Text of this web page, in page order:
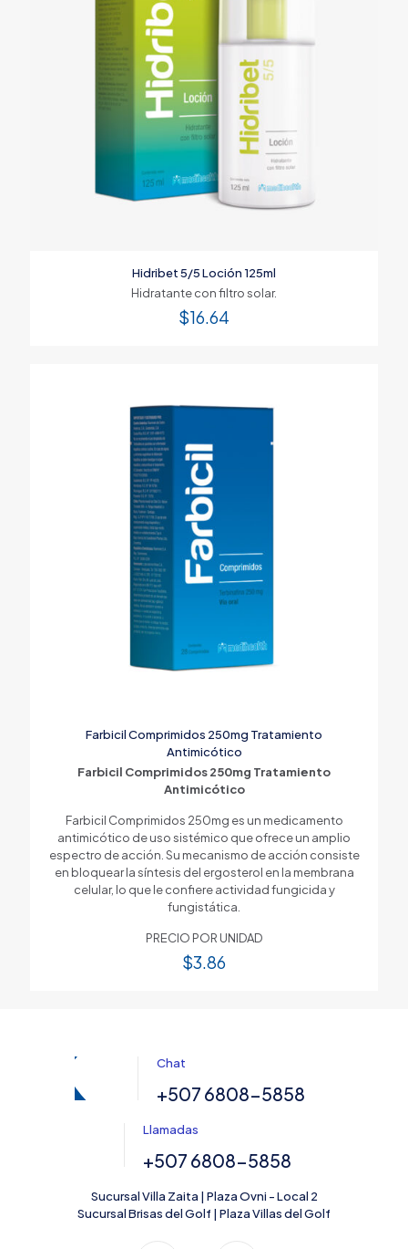
Hidribet 5/5 Loción 125ml
Hidratante con filtro solar.
$16.64
Farbicil Comprimidos 250mg Tratamiento
Antimicótico
Farbicil Comprimidos 250mg Tratamiento
Antimicótico
Farbicil Comprimidos 250mg es un medicamento
antimicótico de uso sistémico que ofrece un amplio
espectro de acción. Su mecanismo de acción consiste
en bloquear la síntesis del ergosterol en la membrana
celular, lo que le confiere actividad fungicida y
fungistática.
PRECIO POR UNIDAD
$3.86
Chat
+507 6808-5858
Llamadas
+507 6808-5858
Sucursal Villa Zaita | Plaza Ovni - Local 2
Sucursal Brisas del Golf | Plaza Villas del Golf